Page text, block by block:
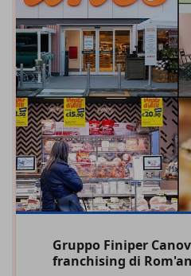
Gruppo Finiper
franchising di